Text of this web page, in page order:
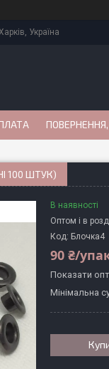
Україна
100 ШТУК)
В наявності
Оптом і в
Код: Блочка4
90 ₴/
Показати
Мінімальна